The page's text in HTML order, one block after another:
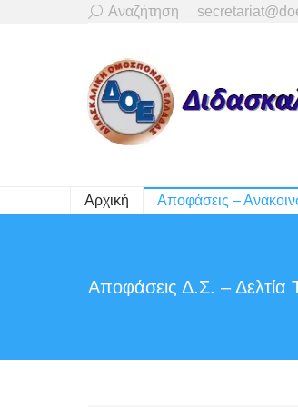
Search:
Αναζήτηση
Αρχική Αποφάσεις –
Αποφάσεις Δ.Σ. – Δελτία